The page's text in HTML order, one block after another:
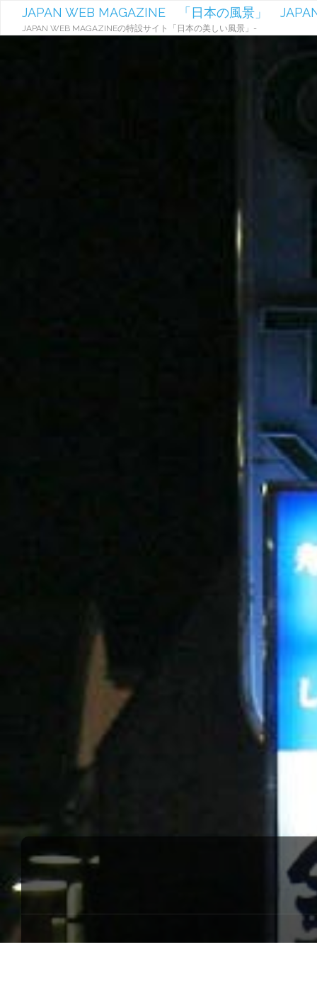
JAPAN WEB MAGAZINE 「日本の風景」
JAPAN WEB MAGAZINEの特設サイト「日本の美しい風景」-